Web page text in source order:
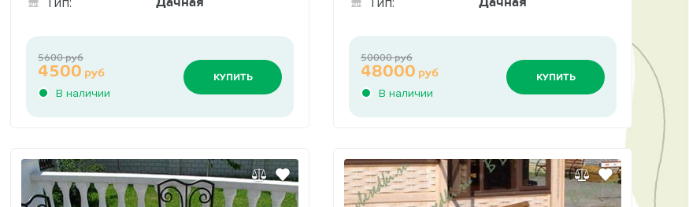
В наличии
4500 руб
5600 руб
КУПИТЬ
В наличии
48000 руб
50000 руб
КУПИТЬ